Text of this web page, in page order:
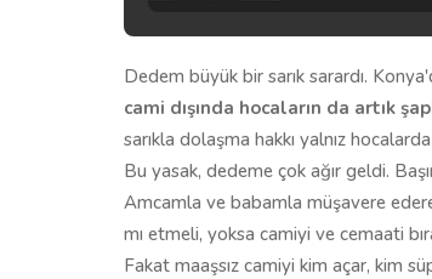
Dedem büyük bir sarık sarardı.
cami dışında hocaların da artık
sarıkla dolaşma hakkı yalnız
Bu yasak, dedeme çok ağır geldi.
Amcamla ve babamla müşavere
mı etmeli, yoksa camiyi ve cemaati
Fakat maaşsız camiyi kim açar, kim